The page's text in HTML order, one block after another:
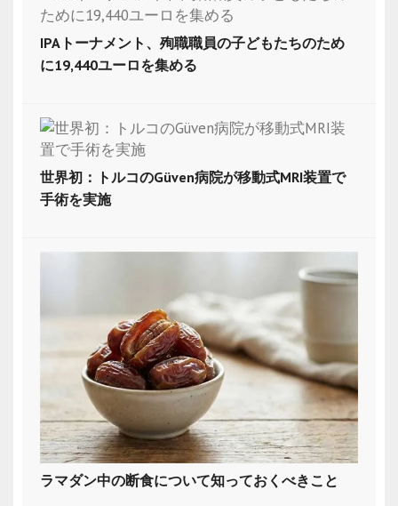
IPAトーナメント、殉職職員の子どもたちのため
に19,440ユーロを集める
世界初：トルコのGüven病院が移動式MRI装置で
手術を実施
ラマダン中の断食について知っておくべきこと